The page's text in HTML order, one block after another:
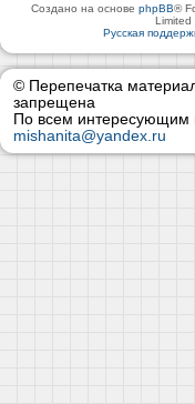
Создано на основеphpBB®
Limited
Русская
© Перепечатка
запрещена
По всем интересующим
mishanita@yandex.ru